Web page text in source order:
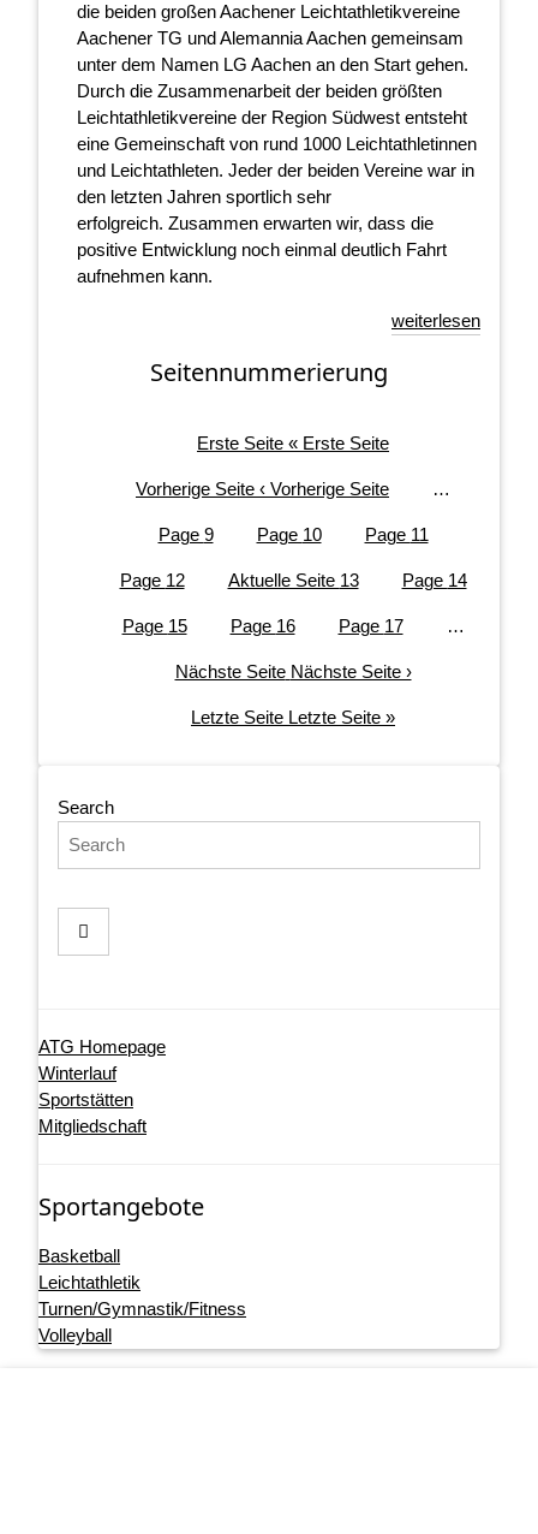
die beiden großen Aachener Leichtathletikvereine
Aachener TG und Alemannia Aachen gemeinsam
unter dem Namen LG Aachen an den Start gehen.
Durch die Zusammenarbeit der beiden größten
Leichtathletikvereine der Region Südwest entsteht
eine Gemeinschaft von rund 1000 Leichtathletinnen
und Leichtathleten. Jeder der beiden Vereine war in
den letzten Jahren sportlich sehr
erfolgreich. Zusammen erwarten wir, dass die
positive Entwicklung noch einmal deutlich Fahrt
aufnehmen kann.
weiterlesen
Seitennummerierung
Erste Seite « Erste Seite
Vorherige Seite ‹ Vorherige Seite …
Page 9 Page 10 Page 11
Page 12 Aktuelle Seite 13 Page 14
Page 15 Page 16 Page 17 …
Nächste Seite Nächste Seite ›
Letzte Seite Letzte Seite »
Search
ATG Homepage
Winterlauf
Sportstätten
Mitgliedschaft
Sportangebote
Basketball
Leichtathletik
Turnen/Gymnastik/Fitness
Volleyball